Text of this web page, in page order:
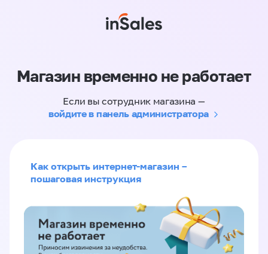
Магазин временно не работает
Если вы сотрудник магазина —
войдите в панель администратора
Как открыть интернет-магазин –
пошаговая инструкция